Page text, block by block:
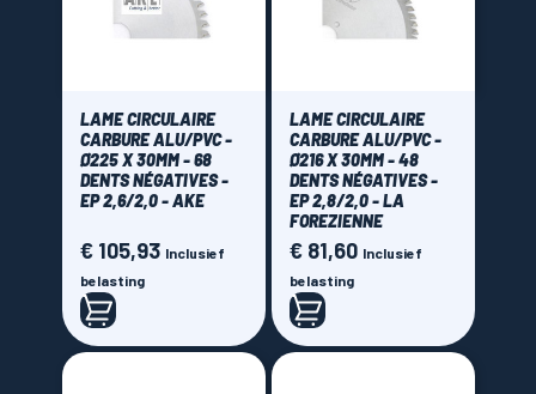
LAME CIRCULAIRE
CARBURE ALU/PVC -
Ø225 X 30MM - 68
DENTS NÉGATIVES -
EP 2,6/2,0 - AKE
Prijs
€ 105,93 Inclusief
belasting
LAME CIRCULAIRE
CARBURE ALU/PVC -
Ø216 X 30MM - 48
DENTS NÉGATIVES -
EP 2,8/2,0 - LA
FOREZIENNE
Prijs
€ 81,60 Inclusief
belasting